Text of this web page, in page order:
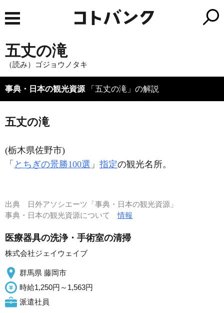
五丈の滝
（読み）ゴジョウノタキ
事典・日本の観光資源 「五丈の滝」の解説
五丈の滝
(栃木県佐野市)
「 とちぎの景勝100選 」 指定の観光名所。
出典
日外アソシエーツ「事典・日本の観光資源」
事典・日本の観光資源について情報
医療器具の洗浄・手術室の清掃
株式会社ジェイウェイブ
群馬県 藤岡市
時給1,250円～1,563円
派遣社員